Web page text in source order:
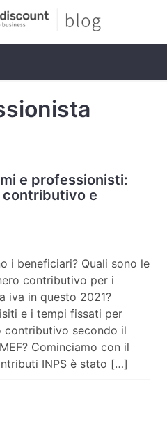
e professionisti:
contributivo e
i beneficiari? Quali sono le
contributivo per i
iva in questo 2021?
e i tempi fissati per
contributivo secondo il
Cominciamo con il
INPS è stato […]